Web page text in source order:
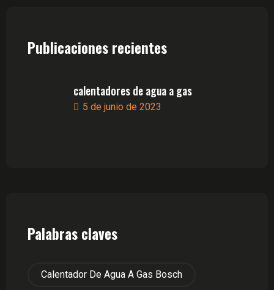
Publicaciones recientes
calentadores de agua a gas
5 de junio de 2023
Palabras claves
Calentador De Agua A Gas Bosch